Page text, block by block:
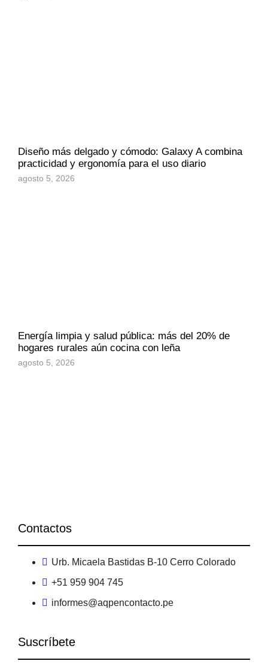
Diseño más delgado y cómodo: Galaxy A combina
practicidad y ergonomía para el uso diario
agosto 5, 2026
Energía limpia y salud pública: más del 20% de
hogares rurales aún cocina con leña
agosto 5, 2026
Contactos
Urb. Micaela Bastidas B-10 Cerro Colorado
+51 959 904 745
informes@aqpencontacto.pe
Suscríbete